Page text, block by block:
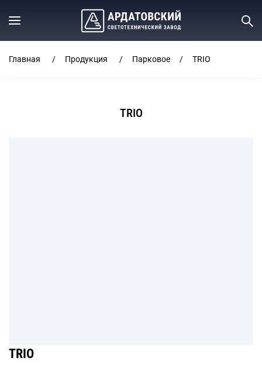
Главная Продукция Парковое TRIO
TRIO
TRIO